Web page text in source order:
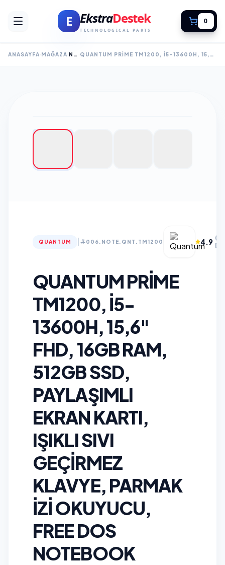
E EkstraDestek
TECHNOLOGICAL PARTS
0
ANASAYFA MAĞAZA NOTEBOOK QUANTUM PRIME TM1200, I5-13600H, 15,6" FHD, 16GB RAM, 512GB SSD, PAYLAŞIMLI EKRAN KARTI, IŞIKLI SIVI GEÇIRMEZ KLAVYE, PARMAK IZI OKUYUCU, FREE DOS NOTEBOOK
QUANTUM 006.NOTE.QNT.TM1200 4.9
QUANTUM PRIME
TM1200, I5-
13600H, 15,6"
FHD, 16GB RAM,
512GB SSD,
PAYLAŞIMLI
EKRAN KARTI,
IŞIKLI SIVI
GEÇIRMEZ
KLAVYE, PARMAK
IZI OKUYUCU,
FREE DOS
NOTEBOOK